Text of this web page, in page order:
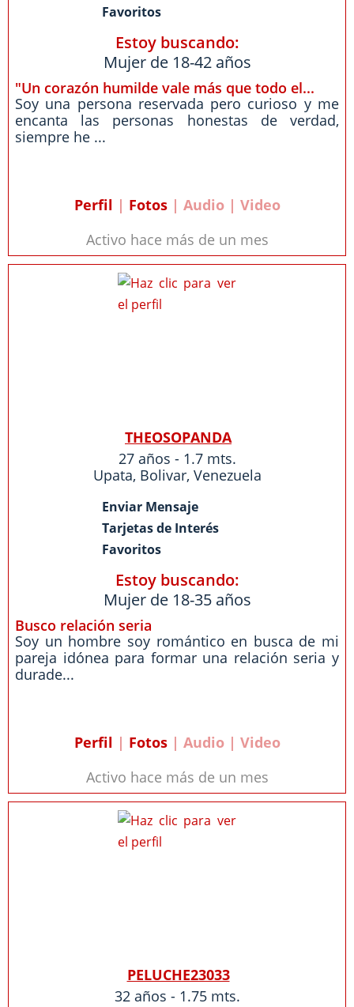
Favoritos
Estoy buscando:
Mujer de 18-42 años
"Un corazón humilde vale más que todo el...
Soy una persona reservada pero curioso y me
encanta las personas honestas de verdad,
siempre he ...
Perfil | Fotos| Audio | Video
Activo hace más de un mes
THEOSOPANDA
27 años - 1.7 mts.
Upata, Bolivar, Venezuela
Enviar Mensaje
Tarjetas de Interés
Favoritos
Estoy buscando:
Mujer de 18-35 años
Busco relación seria
Soy un hombre soy romántico en busca de mi
pareja idónea para formar una relación seria y
durade...
Perfil | Fotos| Audio | Video
Activo hace más de un mes
PELUCHE23033
32 años - 1.75 mts.